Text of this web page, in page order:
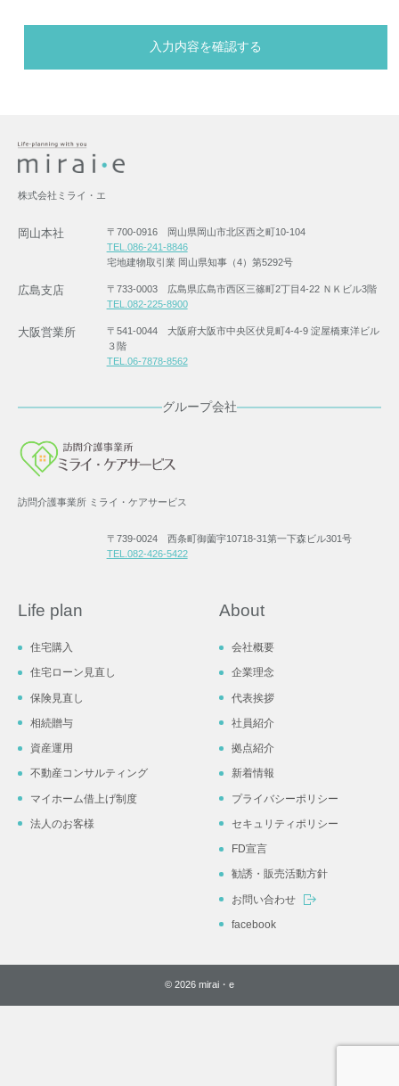
株式会社ミライ・エ
岡山本社
〒700-0916 岡山県岡山市北区西之町10-104
TEL.086-241-8846
宅地建物取引業 岡山県知事（4）第5292号
広島支店
〒733-0003 広島県広島市西区三篠町2丁目4-22 ＮＫビル3階
TEL.082-225-8900
大阪営業所
〒541-0044 大阪府大阪市中央区伏見町4-4-9 淀屋橋東洋ビル
３階
TEL.06-7878-8562
グループ会社
訪問介護事業所 ミライ・ケアサービス
〒739-0024 西条町御薗宇10718-31第一下森ビル301号
TEL.082-426-5422
Life plan
住宅購入
住宅ローン見直し
保険見直し
相続贈与
資産運用
不動産コンサルティング
マイホーム借上げ制度
法人のお客様
About
会社概要
企業理念
代表挨拶
社員紹介
拠点紹介
新着情報
プライバシーポリシー
セキュリティポリシー
FD宣言
勧誘・販売活動方針
お問い合わせ
facebook
© 2026 mirai・e